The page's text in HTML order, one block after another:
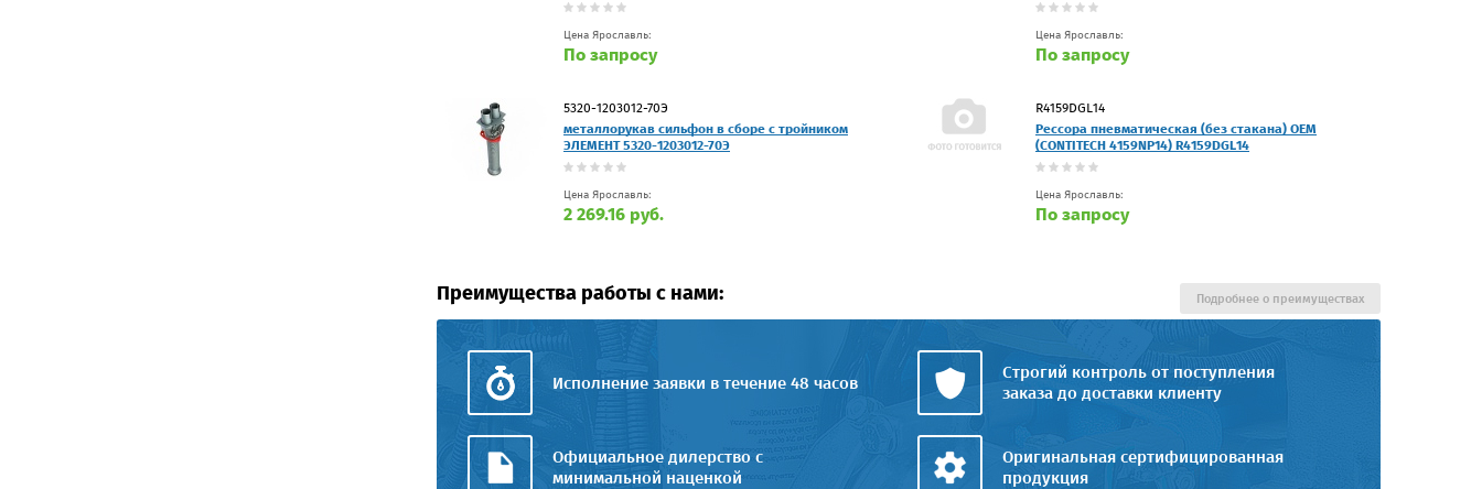
Цена Ярославль:
По запросу
Цена Ярославль:
По запросу
5320-1203012-70Э
металлорукав сильфон в сборе с тройником
ЭЛЕМЕНТ 5320-1203012-70Э
Цена Ярославль:
2 269.16 руб.
R4159DGL14
Рессора пневматическая (без стакана) OEM
(CONTITECH 4159NP14) R4159DGL14
Цена Ярославль:
По запросу
Преимущества работы с нами:
Исполнение заявки в течение 48 часов
Строгий контроль от поступления
заказа до доставки клиенту
Официальное дилерство с
минимальной наценкой
Оригинальная сертифицированная
продукция
Подробнее о преимуществах